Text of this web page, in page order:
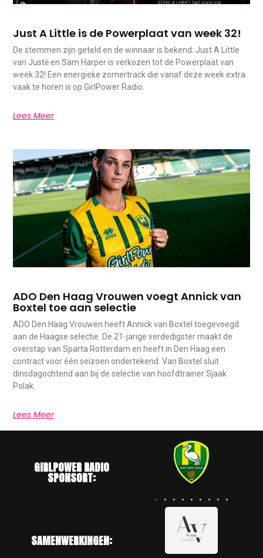
Just A Little is de Powerplaat van week 32!
De stemmen zijn geteld en de winnaar is bekend: Just A Little
van Justė en Sam Harper is verkozen tot de Powerplaat van
week 32! Een energieke zomertrack die vanaf deze week extra
vaak te horen is op GirlPower Radio.
Lees Meer
ADO Den Haag Vrouwen voegt Annick van
Boxtel toe aan selectie
ADO Den Haag Vrouwen heeft Annick van Boxtel toegevoegd
aan de Haagse selectie. De 21-jarige verdedigster maakt de
overstap van Sparta Rotterdam en heeft in Den Haag een
contract voor één seizoen ondertekend. Van Boxtel sluit
dinsdagochtend aan bij de selectie van hoofdtrainer Sjaak
Polak.
Lees Meer
GIRLPOWER RADIO
SPONSORT:
SAMENWERKINGEN: